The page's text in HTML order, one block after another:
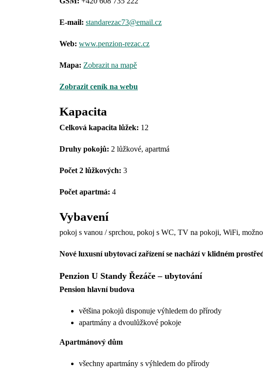
E-mail: standarezac73@email.cz
Web: www.penzion-rezac.cz
Mapa: Zobrazit na mapě
Zobrazit ceník na webu
Kapacita
Celková kapacita lůžek: 12
Druhy pokojů: 2 lůžkové, apartmá
Počet 2 lůžkových: 3
Počet apartmá: 4
Vybavení
pokoj s vanou / sprchou, pokoj s WC, TV na pokoji, WiFi,
Nové luxusní ubytovací zařízení se nachází v klidném
Penzion U Standy Řezáče – ubytování
Pension hlavní budova
většina pokojů disponuje výhledem do přírody
apartmány a dvoulůžkové pokoje
Apartmánový dům
všechny apartmány s výhledem do přírody